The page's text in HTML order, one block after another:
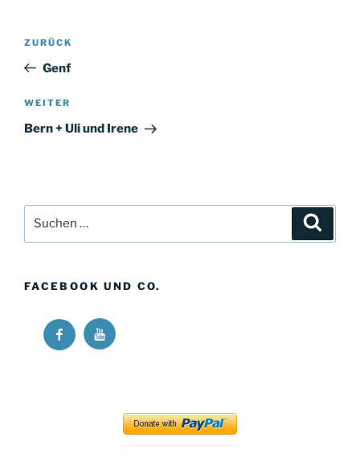
Beitragsnavigation
Vorheriger
Beitrag
ZURÜCK
Genf
Nächster
Beitrag
WEITER
Bern + Uli und Irene
nach:
FACEBOOK UND CO.
Ricos
Long
Ricos
Long
YouTube